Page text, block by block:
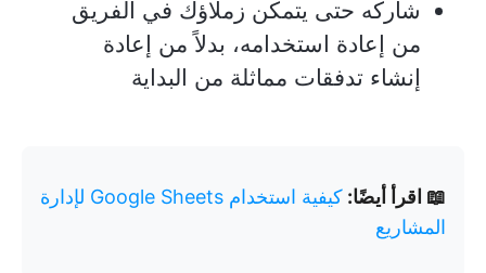
شاركه حتى يتمكن زملاؤك في الفريق
من إعادة استخدامه، بدلاً من إعادة
إنشاء تدفقات مماثلة من البداية
📖 اقرأ أيضًا:
كيفية استخدام Google Sheets لإدارة
المشاريع